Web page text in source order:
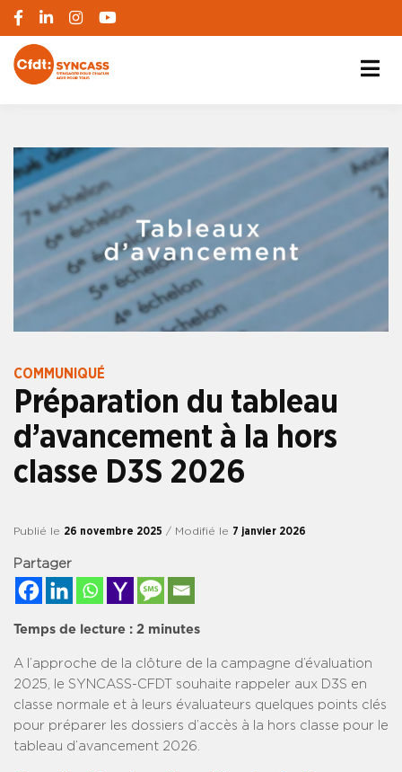
COMMUNIQUÉ
Préparation du tableau
d’avancement à la hors
classe D3S 2026
Publié le 26 novembre 2025 / Modifié le 7 janvier 2026
Partager
Temps de lecture : 2 minutes
A l’approche de la clôture de la campagne d’évaluation
2025, le SYNCASS-CFDT souhaite rappeler aux D3S en
classe normale et à leurs évaluateurs quelques points clés
pour préparer les dossiers d’accès à la hors classe pour le
tableau d’avancement 2026.